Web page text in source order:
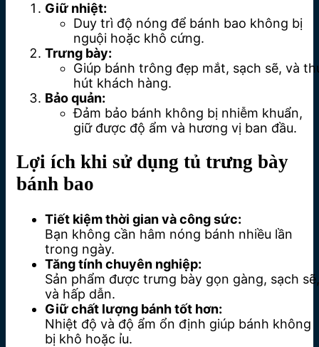
Giữ nhiệt:
Duy trì độ nóng để bánh bao không bị
nguội hoặc khô cứng.
Trưng bày:
Giúp bánh trông đẹp mắt, sạch sẽ, và
hút khách hàng.
Bảo quản:
Đảm bảo bánh không bị nhiễm khuẩn,
giữ được độ ẩm và hương vị ban đầu.
Lợi ích khi sử dụng tủ trưng bày
bánh bao
Tiết kiệm thời gian và công sức:
Bạn không cần hâm nóng bánh nhiều lần
trong ngày.
Tăng tính chuyên nghiệp:
Sản phẩm được trưng bày gọn gàng, sạch sẽ,
và hấp dẫn.
Giữ chất lượng bánh tốt hơn:
Nhiệt độ và độ ẩm ổn định giúp bánh không
bị khô hoặc ỉu.